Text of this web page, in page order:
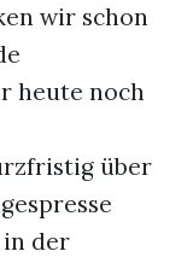
wir schon
heute noch
über
in der